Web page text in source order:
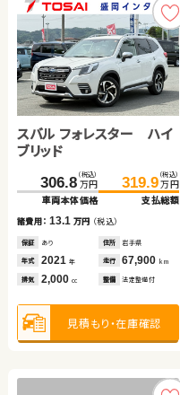
スバル フォレスター ハイ
ブリッド
306.8 （税込）
万円
車両本体価格
319.9 （税込）
万円
支払総額
諸費用：13.1 万円 （税込）
保証 あり 住所 岩手県
年式 2021 年 走行 67,900 km
排気 2,000 cc 整備 法定整備付
見積もり・在庫確認
日産 セレナ
216.3 （税込）
万円
車両本体価格
227.7 （税込）
万円
支払総額
諸費用：11.4 万円 （税込）
保証 なし 住所 岡山県
年式 2021 年 走行 38,200 km
排気 2,000 cc 整備 法定整備付
見積もり・在庫確認
トヨタ プリウス
108.4
車両本体価格
119.8 万円
支払総額
諸費用：11.4万円（税込）
保証 あり 住所 埼玉県
年式 2017年 走行 120,200km